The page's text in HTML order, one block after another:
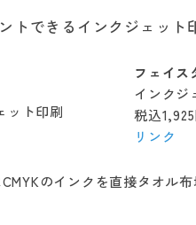
トできるインクジェット
フェイ
インクジ
税込
リンク
のインクを直接タオル